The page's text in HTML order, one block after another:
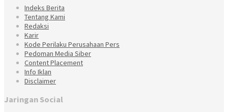
Indeks Berita
Tentang Kami
Redaksi
Karir
Kode Perilaku Perusahaan Pers
Pedoman Media Siber
Content Placement
Info Iklan
Disclaimer
Jaringan Social